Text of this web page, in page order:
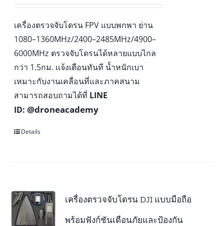
เครื่องตรวจจับโดรน FPV แบบพกพา ย่าน
1080–1360MHz/2400–2485MHz/4900–
6000MHz ตรวจจับโดรนได้หลายแบบไกล
กว่า 1.5กม. แจ้งเตือนทันที น้ำหนักเบา
เหมาะกับงานเคลื่อนที่และภาคสนาม
สามารถสอบถามได้ที่ LINE
ID:@droneacademy
Details
เครื่องตรวจจับโดรน DJI แบบมือถือ
พร้อมฟังก์ชันเตือนภัยและป้องกัน